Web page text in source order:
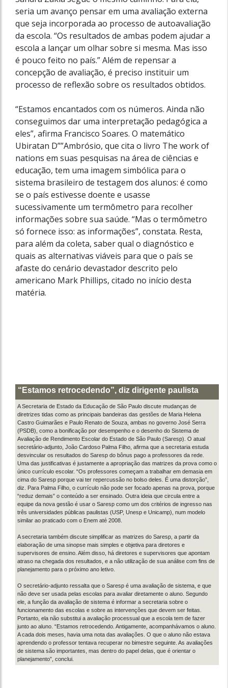
seria um avanço pensar em uma avaliação externa
que seja incorporada ao processo de autoavaliação
da escola. “Os resultados de ambas podem ajudar a
escola a lançar um olhar sobre si mesma. Mas isso
é pouco feito no país.” Além de repensar a
concepção de avaliação, é preciso instituir um
processo de reflexão sobre os resultados obtidos.
“Estamos encantados com os números. Ainda não
conseguimos dar uma interpretação pedagógica a
eles”, afirma Francisco Soares. O matemático
Ubiratan D””Ambrósio, que cita o livro The work of
nations em suas pesquisas na área de ciências e
educação, tem uma imagem simbólica para o
sistema brasileiro de testagem dos alunos: é como
se o país estivesse doente e usasse
sucessivamente um termômetro para recolher
informações sobre sua saúde. “Mas o termômetro
só fornece isso: as informações”, constata. Resta,
para além da coleta, saber qual o diagnóstico e
quais as alternativas viáveis para que o país se
afaste do cenário devastador descrito pelo
americano Mark Phillips, citado no início desta
matéria.
“Estamos retrocedendo”, diz dirigente paulista
A Secretaria de Estado da Educação de São Paulo discute mudanças de
diretrizes tidas como as principais bandeiras das gestões de Maria Helena
Castro Guimarães e Paulo Renato de Souza, ambas no governo José Serra
(PSDB), como a bonificação por desempenho e o desenho do Sistema de
Avaliação de Rendimento Escolar do Estado de São Paulo (Saresp). O atual
secretário-adjunto, João Cardoso Palma Filho, afirma que a secretaria estuda
desvincular os resultados do Saresp do bônus pago a professores da rede.
Uma das justificativas é justamente a apropriação das matrizes da prova como o
único currículo escolar. “Os professores começam a trabalhar em demasia em
cima do Saresp porque vai ter repercussão no bolso deles. É uma distorção”,
diz. Para Palma Filho, o currículo não pode ser focado apenas na prova, porque
“reduz demais” o conteúdo a ser ensinado. Outra ideia que circula entre a
equipe da nova gestão é usar o Saresp como um dos critérios de ingresso nas
três universidades públicas paulistas (USP, Unesp e Unicamp), num modelo
similar ao praticado com o Enem até 2008.
A secretaria também discute simplificar as matrizes do Saresp, a partir da
elaboração de uma sinopse mais simples e objetiva para diretores e
supervisores de ensino. Além disso, há diretores e supervisores que apontam
atraso na chegada dos resultados, e a não utilização de sua análise com fins de
planejamento para o próximo ano letivo.
O secretário-adjunto ressalta que o Saresp é uma avaliação de sistema, e que
não deve ser usada pelas escolas para avaliar diretamente o aluno. Segundo
ele, a função da avaliação de sistema é informar a secretaria sobre o
funcionamento das escolas e sobre as intervenções que devem ser feitas.
Portanto, ela não substitui a avaliação processual que a escola tem de fazer
junto ao aluno. “Estamos retrocedendo. Antigamente, acompanhávamos o aluno.
A cada dois meses, havia uma nota das avaliações. O que o aluno não estava
aprendendo o professor tentava recuperar no bimestre seguinte. As avaliações
de sistema são importantes, mas dentro do papel delas, que é orientar o
planejamento”, conclui.